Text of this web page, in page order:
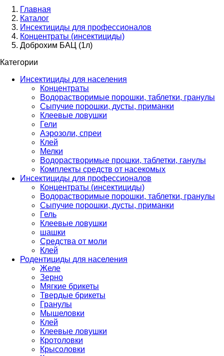
Главная
Каталог
Инсектициды для профессионалов
Концентраты (инсектициды)
Доброхим БАЦ (1л)
Категории
Инсектициды для населения
Концентраты
Водорастворимые порошки, таблетки, гранулы
Сыпучие порошки, дусты, приманки
Клеевые ловушки
Гели
Аэрозоли, спреи
Клей
Мелки
Водорастворимые прошки, таблетки, ганулы
Комплекты средств от насекомых
Инсектициды для профессионалов
Концентраты (инсектициды)
Водорастворимые порошки, таблетки, гранулы
Сыпучие порошки, дусты, приманки
Гель
Клеевые ловушки
шашки
Средства от моли
Клей
Родентициды для населения
Желе
Зерно
Мягкие брикеты
Твердые брикеты
Гранулы
Мышеловки
Клей
Клеевые ловушки
Кротоловки
Крысоловки